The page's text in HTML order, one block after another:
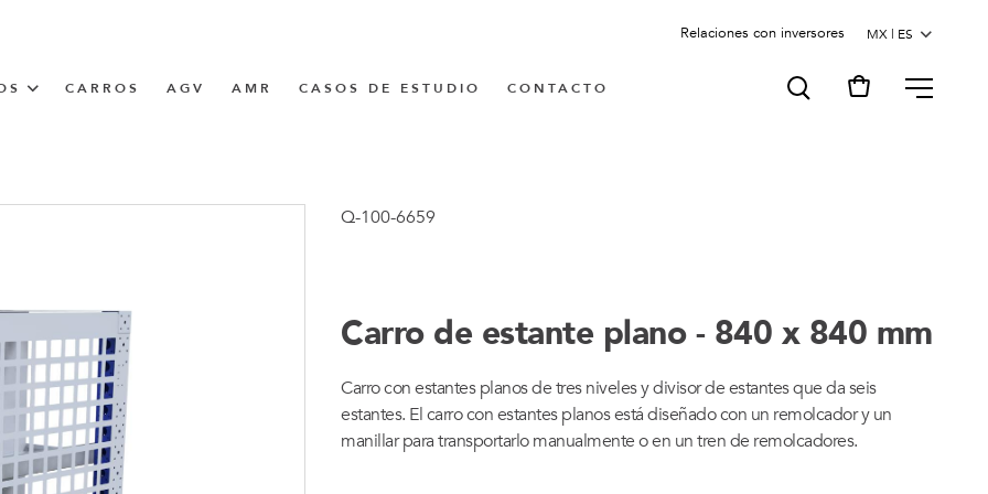
Relaciones con inversores
CARROS AGV AMR CASOS DE ESTUDIO CONTACTO MENU
Q-100-6659
Carro de estante plano - 840 x 840 mm
Carro con estantes planos de tres niveles y divisor de estantes que da seis
estantes. El carro con estantes planos está diseñado con un remolcador y un
manillar para transportarlo manualmente o en un tren de remolcadores.